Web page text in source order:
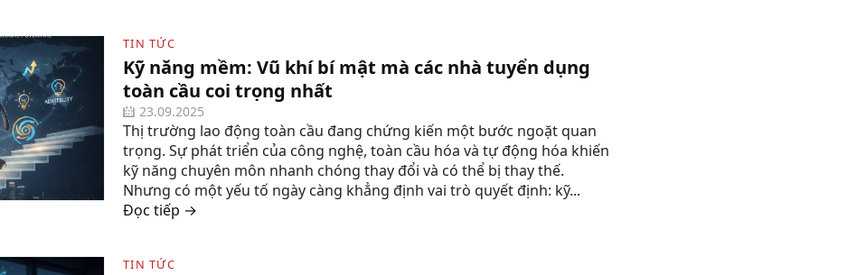
TIN TỨC
Kỹ năng mềm: Vũ khí bí mật mà các nhà tuyển dụng
toàn cầu coi trọng nhất
23.09.2025
Thị trường lao động toàn cầu đang chứng kiến một bước ngoặt quan
trọng. Sự phát triển của công nghệ, toàn cầu hóa và tự động hóa khiến
kỹ năng chuyên môn nhanh chóng thay đổi và có thể bị thay thế.
Nhưng có một yếu tố ngày càng khẳng định vai trò quyết định: kỹ...
Đọc tiếp →
TIN TỨC